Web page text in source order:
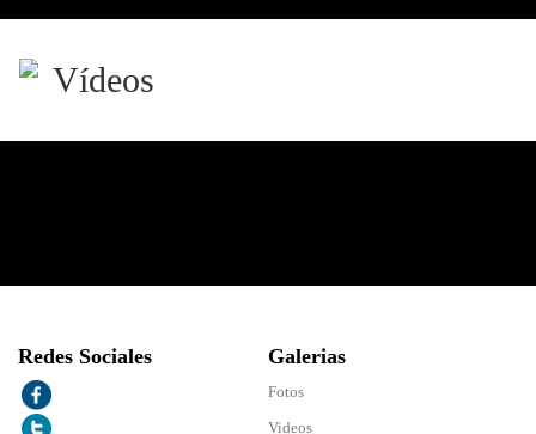
Vídeos
Redes Sociales Galerias
Fotos
Videos